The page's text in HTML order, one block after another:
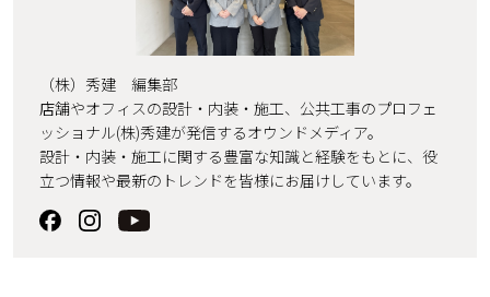
（株）秀建 編集部
店舗やオフィスの設計・内装・施工、公共工事のプロフェ
ッショナル(株)秀建が発信するオウンドメディア。
設計・内装・施工に関する豊富な知識と経験をもとに、役
立つ情報や最新のトレンドを皆様にお届けしています。